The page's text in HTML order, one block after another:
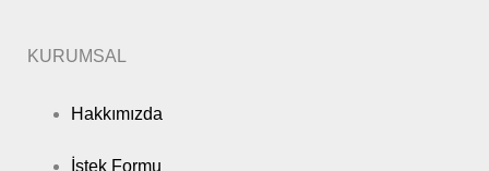
KURUMSAL
Hakkımızda
İstek Formu